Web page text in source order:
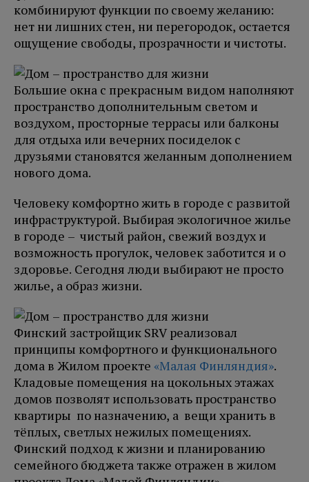
комбинируют функции по своему желанию:
нет ни лишних стен, ни перегородок, остается
ощущение свободы, прозрачности и чистоты.
Большие окна с прекрасным видом наполняют
пространство дополнительным светом и
воздухом, просторные террасы или балконы
для отдыха или вечерних посиделок с
друзьями становятся желанным дополнением
нового дома.
Человеку комфортно жить в городе с развитой
инфраструктурой. Выбирая экологичное жилье
в городе – чистый район, свежий воздух и
возможность прогулок, человек заботится и о
здоровье. Сегодня люди выбирают не просто
жилье, а образ жизни.
Финский застройщик SRV реализовал
принципы комфортного и функционального
дома в Жилом проекте «Малая Финляндия».
Кладовые помещения на цокольных этажах
домов позволят использовать пространство
квартиры по назначению, а вещи хранить в
тёплых, светлых нежилых помещениях.
Финский подход к жизни и планированию
семейного бюджета также отражен в жилом